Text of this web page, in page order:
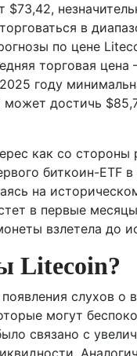
в
по цене
торговая цена
году
достичь
как со стороны
биткоин-ETF в
на
в первые месяцы
взлетела до
Litecoin?
слухов о
могут
связано с